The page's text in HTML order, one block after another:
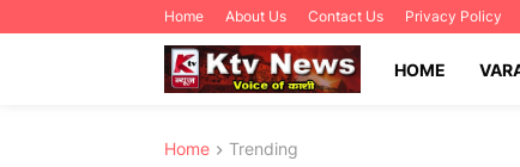
Home About Us Contact Us Privacy Policy
HOME
Home Trending